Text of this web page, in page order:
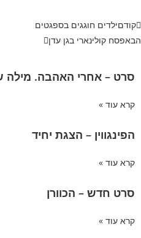
קודםילדים חוגגים בספגטים
הבאפסח קולינארי בגן עדן
סרט – אחרי האהבה. מילה
קרא עוד »
הפינגווין – הצגת יחיד
קרא עוד »
סרט חדש – הכוורן
קרא עוד »